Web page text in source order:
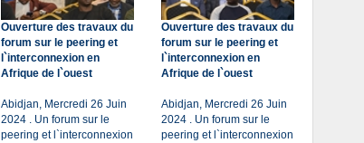
Ouverture des travaux du
forum sur le peering et
l`interconnexion en
Afrique de l`ouest
Abidjan, Mercredi 26 Juin
2024 . Un forum sur le
peering et l`interconnexion
Ouverture des travaux du
forum sur le peering et
l`interconnexion en
Afrique de l`ouest
Abidjan, Mercredi 26 Juin
2024 . Un forum sur le
peering et l`interconnexion